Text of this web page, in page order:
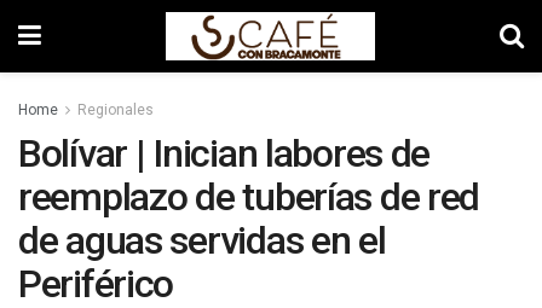
Home Regionales
Bolívar | Inician labores de
reemplazo de tuberías de red
de aguas servidas en el
Periférico